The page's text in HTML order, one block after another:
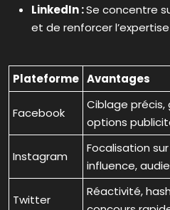
LinkedIn :Se concentre
et de renforcer
Plateforme Avantages
Facebook
Ciblage précis,
options
Instagram
Focalisation
influence,
Twitter
Réactivité,